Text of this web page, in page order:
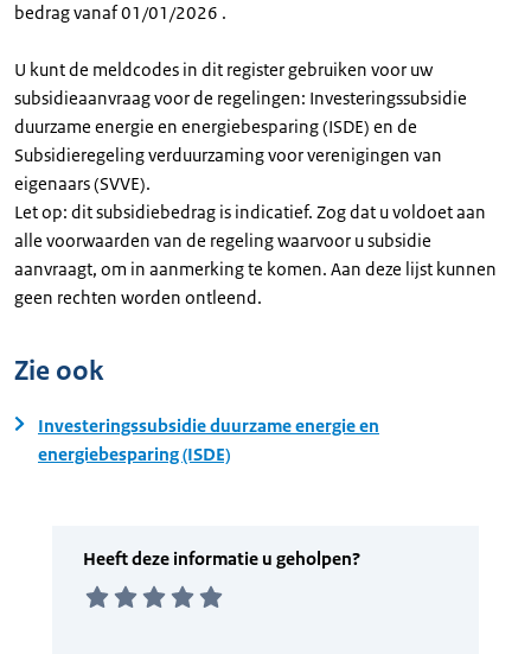
bedrag vanaf 01/01/2026 .
U kunt de meldcodes in dit register gebruiken voor uw
subsidieaanvraag voor de regelingen: Investeringssubsidie
duurzame energie en energiebesparing (ISDE) en de
Subsidieregeling verduurzaming voor verenigingen van
eigenaars (SVVE).
Let op: dit subsidiebedrag is indicatief. Zog dat u voldoet aan
alle voorwaarden van de regeling waarvoor u subsidie
aanvraagt, om in aanmerking te komen. Aan deze lijst kunnen
geen rechten worden ontleend.
Zie ook
Investeringssubsidie duurzame energie en
energiebesparing (ISDE)